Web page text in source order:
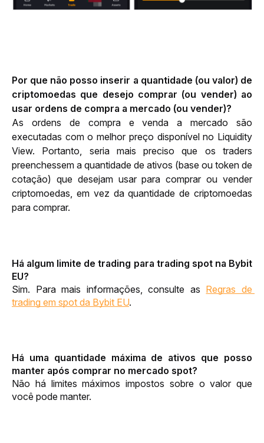
Por que não posso inserir a quantidade (ou valor) de
criptomoedas que desejo comprar (ou vender) ao
usar ordens de compra a mercado (ou vender)?
As ordens de compra e venda a mercado são
executadas com o melhor preço disponível no Liquidity
View. Portanto, seria mais preciso que os traders
preenchessem a quantidade de ativos (base ou token de
cotação) que desejam usar para comprar ou vender
criptomoedas, em vez da quantidade de criptomoedas
para comprar.
Há algum limite de trading para trading spot na Bybit
EU?
Sim. Para mais informações, consulte as Regras de
trading em spot da Bybit EU.
Há uma quantidade máxima de ativos que posso
manter após comprar no mercado spot?
Não há limites máximos impostos sobre o valor que
você pode manter.